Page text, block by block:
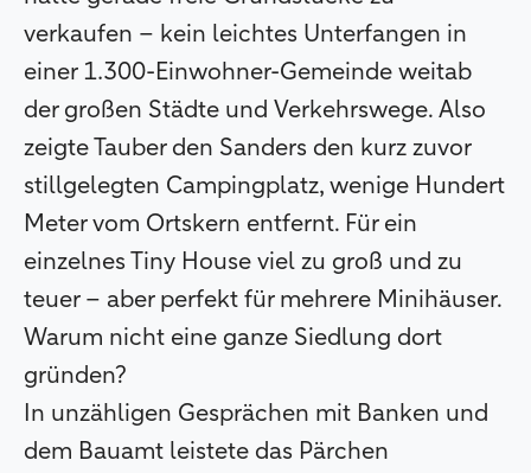
verkaufen – kein leichtes Unterfangen in
einer 1.300-Einwohner-Gemeinde weitab
der großen Städte und Verkehrswege. Also
zeigte Tauber den Sanders den kurz zuvor
stillgelegten Campingplatz, wenige Hundert
Meter vom Ortskern entfernt. Für ein
einzelnes Tiny House viel zu groß und zu
teuer – aber perfekt für mehrere Minihäuser.
Warum nicht eine ganze Siedlung dort
gründen?
In unzähligen Gesprächen mit Banken und
dem Bauamt leistete das Pärchen